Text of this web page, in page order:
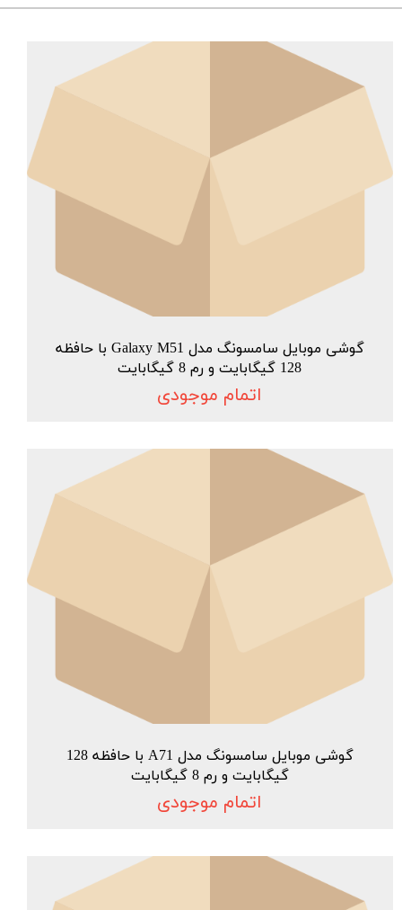
گوشی موبایل سامسونگ مدل Galaxy M51 با حافظه
128 گیگابایت و رم 8 گیگابایت
اتمام موجودی
گوشی موبایل سامسونگ مدل A71 با حافظه 128
گیگابایت و رم 8 گیگابایت
اتمام موجودی